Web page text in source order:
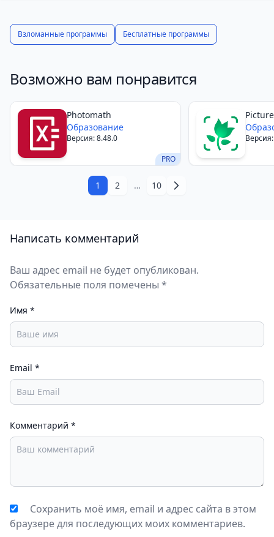
Взломанные программы Бесплатные программы
Возможно вам понравится
PRO
Photomath
Образование
Версия: 8.48.0
1 2 … 10
Написать комментарий
Ваш адрес email не будет опубликован.
Обязательные поля помечены *
Имя *
Email *
Комментарий *
Сохранить моё имя, email и адрес сайта в этом
браузере для последующих моих комментариев.